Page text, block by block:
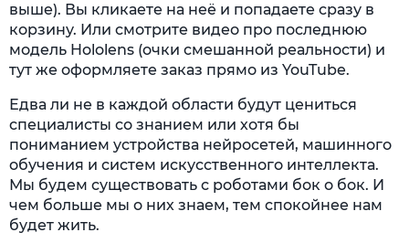
выше). Вы кликаете на неё и попадаете сразу в
корзину. Или смотрите видео про последнюю
модель Hololens (очки смешанной реальности) и
тут же оформляете заказ прямо из YouTube.
Едва ли не в каждой области будут цениться
специалисты со знанием или хотя бы
пониманием устройства нейросетей, машинного
обучения и систем искусственного интеллекта.
Мы будем существовать с роботами бок о бок. И
чем больше мы о них знаем, тем спокойнее нам
будет жить.